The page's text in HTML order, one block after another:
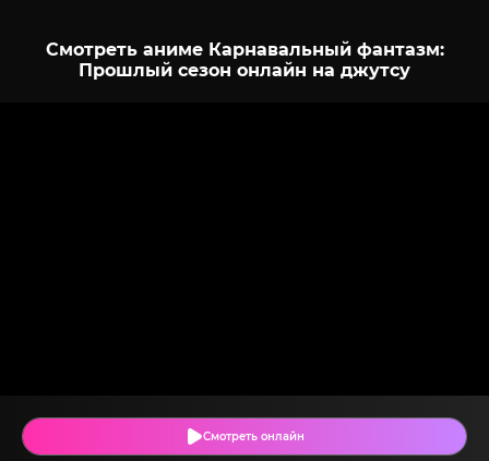
Смотреть аниме Карнавальный фантазм:
Прошлый сезон онлайн на джутсу
Смотреть онлайн